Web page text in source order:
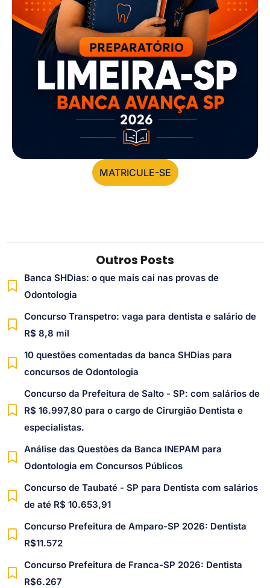
MATRICULE-SE
Outros Posts
Banca SHDias: o que mais cai nas provas de
Odontologia
Concurso Transpetro: vaga para dentista e salário de
R$ 8,8 mil
10 questões comentadas da banca SHDias para
concursos de Odontologia
Concurso da Prefeitura de Salto - SP: com salários de
R$ 16.997,80 para o cargo de Cirurgião Dentista e
especialistas.
Análise das Questões da Banca INEPAM para
Odontologia em Concursos Públicos
Concurso de Taubaté - SP para Dentista com salários
de até R$ 10.653,91
Concurso Prefeitura de Amparo-SP 2026: Dentista
R$11.572
Concurso Prefeitura de Franca-SP 2026: Dentista
R$6.267